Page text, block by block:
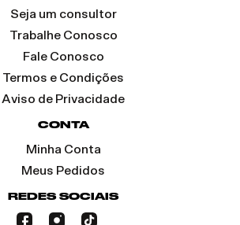
Seja um consultor
Trabalhe Conosco
Fale Conosco
Termos e Condições
Aviso de Privacidade
CONTA
Minha Conta
Meus Pedidos
REDES SOCIAIS